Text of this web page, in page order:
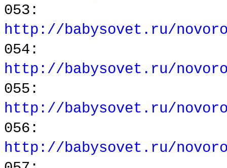
053:
http://babysovet.ru/
054:
http://babysovet.ru/
055:
http://babysovet.ru/
056:
http://babysovet.ru/